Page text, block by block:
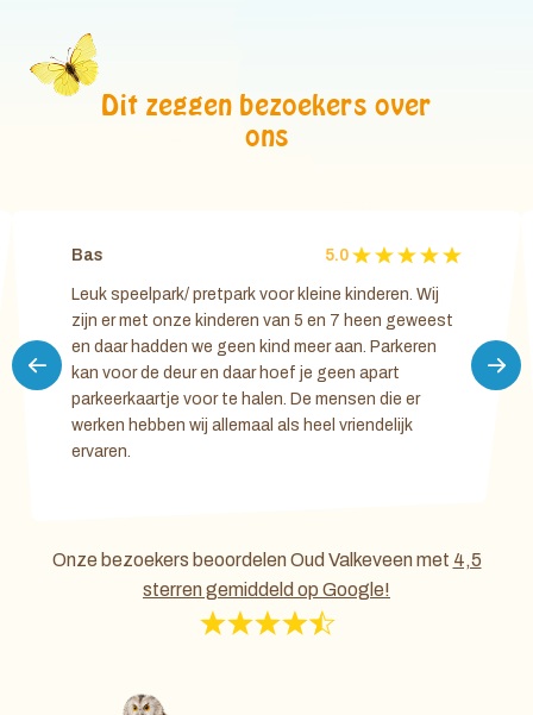
Dit zeggen bezoekers over
ons
Bas 5.0
Leuk speelpark/ pretpark voor kleine kinderen. Wij
zijn er met onze kinderen van 5 en 7 heen geweest
en daar hadden we geen kind meer aan. Parkeren
kan voor de deur en daar hoef je geen apart
parkeerkaartje voor te halen. De mensen die er
werken hebben wij allemaal als heel vriendelijk
ervaren.
Onze bezoekers beoordelen Oud Valkeveen met 4,5
sterren gemiddeld op Google!